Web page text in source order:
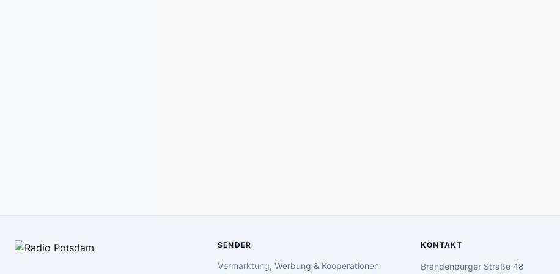
SENDER
Vermarktung, Werbung & Kooperationen
KONTAKT
Brandenburger Straße 48